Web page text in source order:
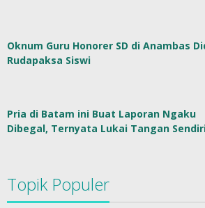
Oknum Guru Honorer SD di Anambas
Rudapaksa Siswi
Pria di Batam ini Buat Laporan Ngaku
Dibegal, Ternyata Lukai Tangan
Topik Populer